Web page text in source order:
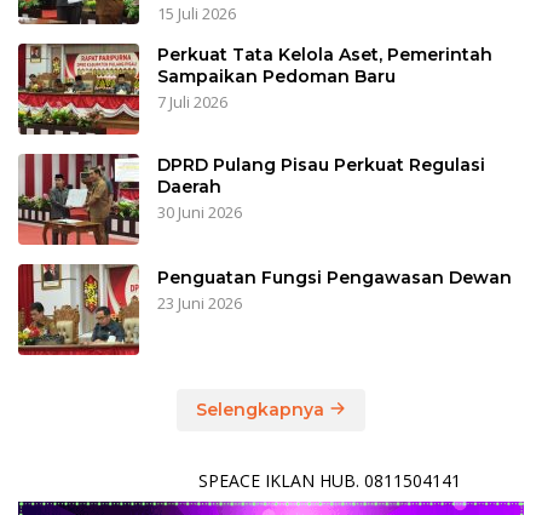
15 Juli 2026
Perkuat Tata Kelola Aset, Pemerintah
Sampaikan Pedoman Baru
7 Juli 2026
DPRD Pulang Pisau Perkuat Regulasi
Daerah
30 Juni 2026
Penguatan Fungsi Pengawasan Dewan
23 Juni 2026
Selengkapnya
SPEACE IKLAN HUB. 0811504141